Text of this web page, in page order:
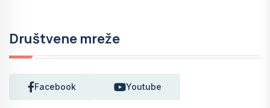
Društvene mreže
Facebook Youtube